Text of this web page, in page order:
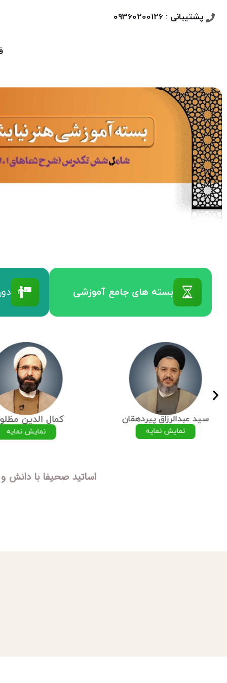
پشتیبانی : ۰9360200126
بسته های جامع آموزشی
سید عبدالرزاق پیردهقان
نمایش نمایه
کمال الدین
نمایش نمایه
اساتید صحیفا با